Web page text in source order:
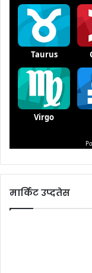
मार्किट उप्दतेस